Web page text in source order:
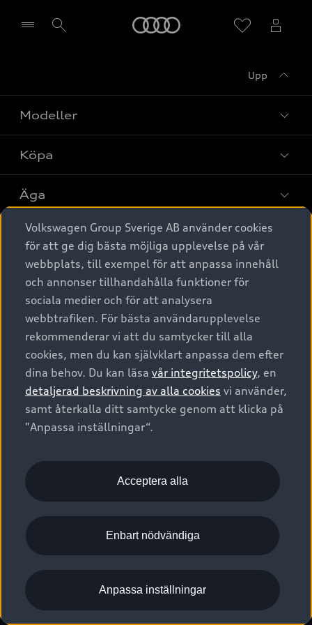
Upp
Modeller
Alla modeller
Elbilar
A6 modellerna
SUV
Avant
Audi Sport
Köpa
Privaterbjudanden
Privatleasing
Nya bilar i lager
Begagnade bilar i lager
Audi approved :plus - så gott som nya
Finansiering
Audi exclusive
Provkörning
Äga
Service & tillbehör
Audi digital services
Originaltillbehör - köp online
Garantier
Försäkring
Digitala manualer för din Audi
Audi Collection – livsstilsartiklar
Vanliga frågor
2G/3G nätet stängs ned - Hur påverkas min bil av detta?
Tjänstebil
Tjänstebil
Business lease online
Företagsleasing
Om Audi Sverige
Kontakta oss
Audi Återförsäljare/-serviceverkstad
myAudi
Pressmeddelanden
Nyhetsbrev
Vårt hållbarhetsarbete
Lediga tjänster huvudkontor
Lediga tjänster hos Audi Återförsäljare
Kommentar till mediauppgifter om dataläcka
© 2026 AUDI SVERIGE. All Rights Reserved.
Utgivare Juridiskt
Juridiskt Audi AG
Juridiskt Audi Digital Giveaway
Anpassa inställningar för cookies
Visselblåsarkanaler
Volkswagen Group Sverige AB använder cookies
för att ge dig bästa möjliga upplevelse på vår
webbplats, till exempel för att anpassa innehåll
och annonser tillhandahålla funktioner för
sociala medier och för att analysera
webbtrafiken. För bästa användarupplevelse
rekommenderar vi att du samtycker till alla
cookies, men du kan självklart anpassa dem efter
dina behov. Du kan läsa vår integritetspolicy, en
detaljerad beskrivning av alla cookies vi använder,
samt återkalla ditt samtycke genom att klicka på
"Anpassa inställningar“.
Acceptera alla
Enbart nödvändiga
Anpassa inställningar